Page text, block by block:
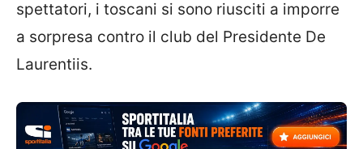
spettatori, i toscani si sono riusciti a imporre
a sorpresa contro il club del Presidente De
Laurentiis.